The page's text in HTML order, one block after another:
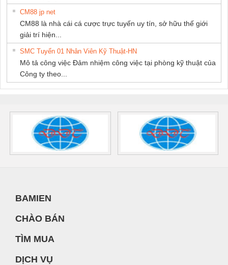
CM88 jp net
CM88 là nhà cái cá cược trực tuyến uy tín, sở hữu thế giới
giải trí hiện...
SMC Tuyển 01 Nhân Viên Kỹ Thuật-HN
Mô tả công việc Đảm nhiệm công việc tại phòng kỹ thuật của
Công ty theo...
BAMIEN
CHÀO BÁN
TÌM MUA
DỊCH VỤ